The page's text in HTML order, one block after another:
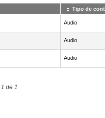
Tipo de
Audio
Audio
Audio
1 de 1